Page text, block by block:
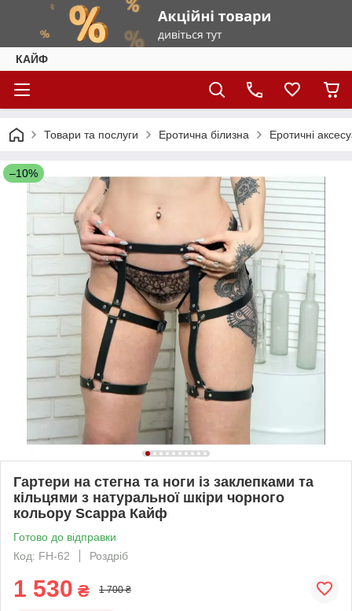
КАЙФ
Товари та послуги Еротична білизна Еротичні
–10%
Гартери на стегна та ноги із заклепками та
кільцями з натуральної шкіри чорного
кольору Scappa Кайф
Готово до відправки
Код: FH-62
Роздріб
1 530 ₴ 1 700 ₴